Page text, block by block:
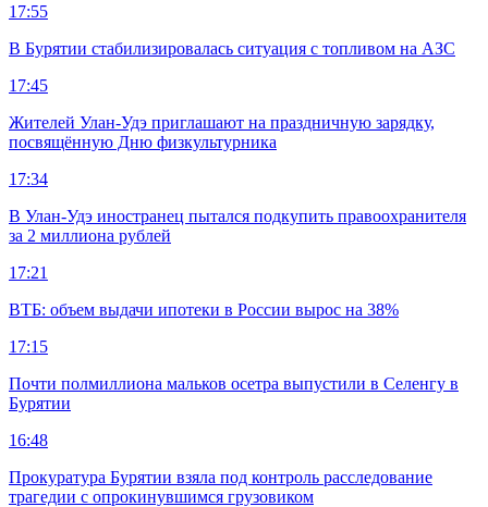
17:55
В Бурятии стабилизировалась ситуация с топливом на АЗС
17:45
Жителей Улан-Удэ приглашают на праздничную зарядку,
посвящённую Дню физкультурника
17:34
В Улан-Удэ иностранец пытался подкупить правоохранителя
за 2 миллиона рублей
17:21
ВТБ: объем выдачи ипотеки в России вырос на 38%
17:15
Почти полмиллиона мальков осетра выпустили в Селенгу в
Бурятии
16:48
Прокуратура Бурятии взяла под контроль расследование
трагедии с опрокинувшимся грузовиком